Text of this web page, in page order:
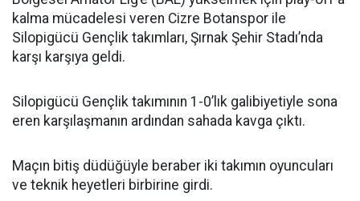
kalma mücadelesi veren Cizre Botanspor ile
Silopigücü Gençlik takımları, Şırnak Şehir Stadı’nda
karşı karşıya geldi.
Silopigücü Gençlik takımının 1-0’lık galibiyetiyle sona
eren karşılaşmanın ardından sahada kavga çıktı.
Maçın bitiş düdüğüyle beraber iki takımın oyuncuları
ve teknik heyetleri birbirine girdi.